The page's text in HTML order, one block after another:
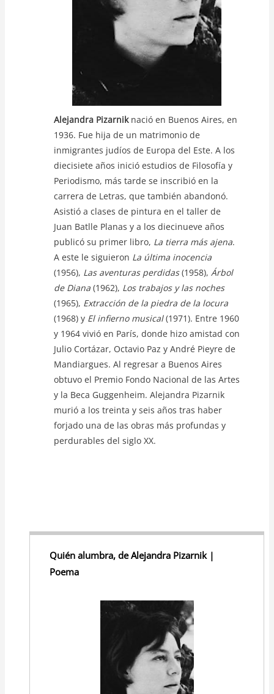
Alejandra Pizarniknació en Buenos Aires, en
1936. Fue hija de un matrimonio de
inmigrantes judíos de Europa del Este. A los
diecisiete años inició estudios de Filosofía y
Periodismo, más tarde se inscribió en la
carrera de Letras, que también abandonó.
Asistió a clases de pintura en el taller de
Juan Batlle Planas y a los diecinueve años
publicó su primer libro, La tierra más ajena.
A este le siguieron La última inocencia
(1956), Las aventuras perdidas(1958), Árbol
de Diana (1962), Los trabajos y las noches
(1965), Extracción de la piedra de la locura
(1968) y El infierno musical(1971). Entre 1960
y 1964 vivió en París, donde hizo amistad con
Julio Cortázar, Octavio Paz y André Pieyre de
Mandiargues. Al regresar a Buenos Aires
obtuvo el Premio Fondo Nacional de las Artes
y la Beca Guggenheim. Alejandra Pizarnik
murió a los treinta y seis años tras haber
forjado una de las obras más profundas y
perdurables del siglo XX.
Quién alumbra, de Alejandra Pizarnik |
Poema